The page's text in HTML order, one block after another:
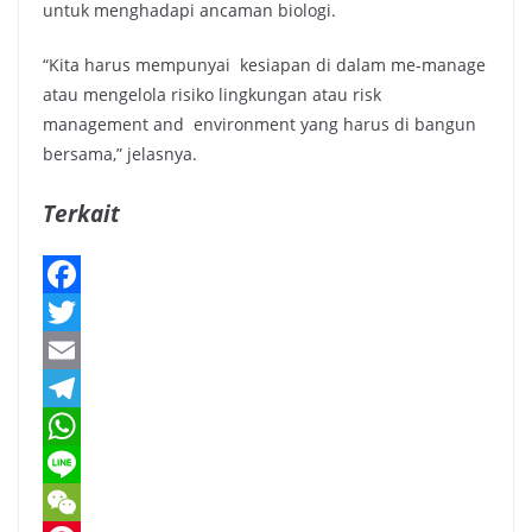
untuk menghadapi ancaman biologi.
“Kita harus mempunyai kesiapan di dalam me-manage
atau mengelola risiko lingkungan atau risk
management and environment yang harus di bangun
bersama,” jelasnya.
Terkait
F
a
c
e
b
o
T
w
t
t
E
m
a
T
e
W
h
L